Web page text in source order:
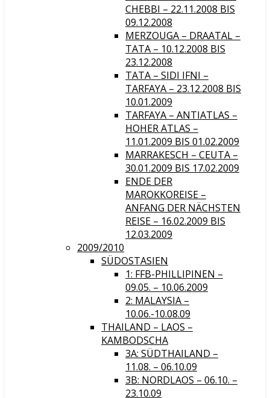
CHEBBI – 22.11.2008 BIS
09.12.2008
MERZOUGA – DRAATAL –
TATA – 10.12.2008 BIS
23.12.2008
TATA – SIDI IFNI –
TARFAYA – 23.12.2008 BIS
10.01.2009
TARFAYA – ANTIATLAS –
HOHER ATLAS –
11.01.2009 BIS 01.02.2009
MARRAKESCH – CEUTA –
30.01.2009 BIS 17.02.2009
ENDE DER
MAROKKOREISE –
ANFANG DER NÄCHSTEN
REISE – 16.02.2009 BIS
12.03.2009
2009/2010
SÜDOSTASIEN
1: FFB-PHILLIPINEN –
09.05. – 10.06.2009
2: MALAYSIA –
10.06.-10.08.09
THAILAND – LAOS –
KAMBODSCHA
3A: SÜDTHAILAND –
11.08. – 06.10.09
3B: NORDLAOS – 06.10. –
23.10.09